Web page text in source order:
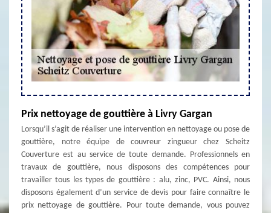
Prix nettoyage de gouttière à Livry Gargan
Lorsqu’il s’agit de réaliser une intervention en nettoyage ou pose de
gouttière, notre équipe de couvreur zingueur chez Scheitz
Couverture est au service de toute demande. Professionnels en
travaux de gouttière, nous disposons des compétences pour
travailler tous les types de gouttière : alu, zinc, PVC. Ainsi, nous
disposons également d’un service de devis pour faire connaître le
prix nettoyage de gouttière. Pour toute demande, vous pouvez